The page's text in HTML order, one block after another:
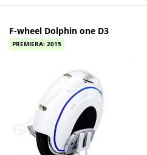
F-wheel Dolphin one D3
PREMIERA: 2015